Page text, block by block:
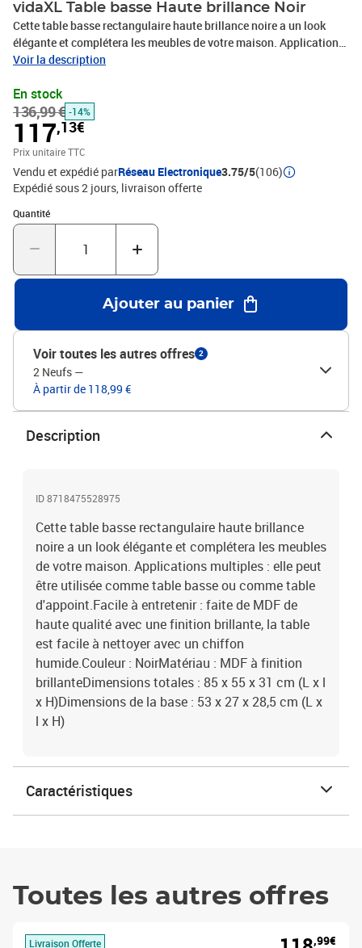
vidaXL Table basse Haute brillance Noir
Cette table basse rectangulaire haute brillance noire a un look
élégante et complétera les meubles de votre maison. Applications
multiples : elle peut être utilisée comme table basse ou comme
avec une finition brillante, la table est facile à nettoyer avec un
chiffon humide.Couleur : NoirMatériau : MDF à finition
brillanteDimensions totales : 85 x 55 x 31 cm (L x l x H)Dimensions
de la base : 53 x 27 x 28,5 cm (L x l x H)
Voir la description
En stock
136,99 € -14%
117,13€
Prix unitaire TTC
Vendu et expédié parRéseau Electronique3.75/5(106)
Expédié sous 2 jours livraison offerte
Quantité
Quantité : 1
Ajouter au panier
Voir toutes les autres offres 2
2 Neufs —
À partir de 118,99 €
Description
ID 8718475528975
Cette table basse rectangulaire haute brillance
noire a un look élégante et complétera les meubles
de votre maison. Applications multiples : elle peut
être utilisée comme table basse ou comme table
d'appoint.Facile à entretenir : faite de MDF de
haute qualité avec une finition brillante, la table
est facile à nettoyer avec un chiffon
humide.Couleur : NoirMatériau : MDF à finition
brillanteDimensions totales : 85 x 55 x 31 cm (L x l
x H)Dimensions de la base : 53 x 27 x 28,5 cm (L x
l x H)
Caractéristiques
Toutes les autres offres
Livraison Offerte ,99€